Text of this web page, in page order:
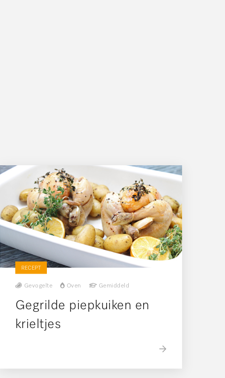
RECEPT
Gevogelte Oven Gemiddeld
Gegrilde piepkuiken en
krieltjes